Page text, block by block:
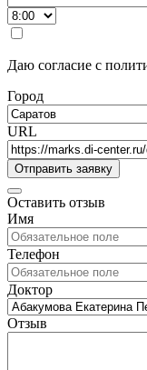
Даю согласие с
Город
URL
Оставить отзыв
Имя
Телефон
Доктор
Отзыв